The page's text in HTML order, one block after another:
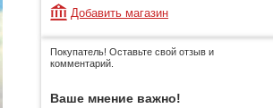
Добавить магазин
Покупатель! Оставьте свой отзыв и
комментарий.
Ваше мнение важно!